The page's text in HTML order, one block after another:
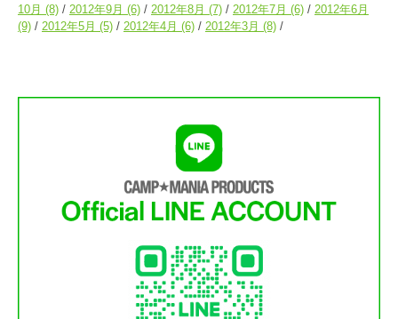
10月 (8) 2012年9月 (6) 2012年8月 (7) 2012年7月 (6)
2012年6月
(9)
2012年5月 (5) 2012年4月 (6) 2012年3月 (8)